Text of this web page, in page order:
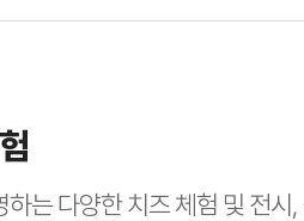
는 다양한 치즈 체험 및 전시